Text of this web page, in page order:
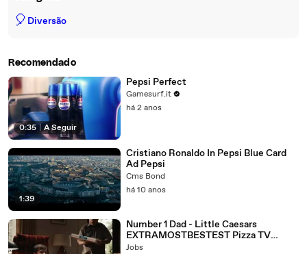
🎈 Diversão
Recomendado
0:35 | A Seguir
Pepsi Perfect
Gamesurf.it
há 2 anos
1:39
Cristiano Ronaldo In Pepsi Blue Card
Ad Pepsi
Cms Bond
há 10 anos
Number 1 Dad - Little Caesars
EXTRAMOSTBESTEST Pizza TV
Commercial
Jobs